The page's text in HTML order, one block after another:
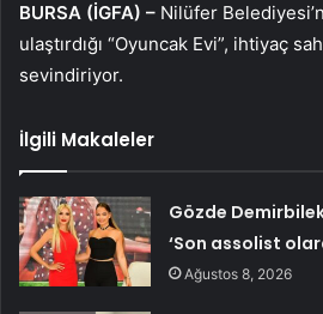
BURSA (İGFA) – Nilüfer
ulaştırdığı “Oyuncak Evi”, ihtiyaç
sevindiriyor.
İlgili Makaleler
Gözde
‘Son assolist
Ağustos 8, 2026